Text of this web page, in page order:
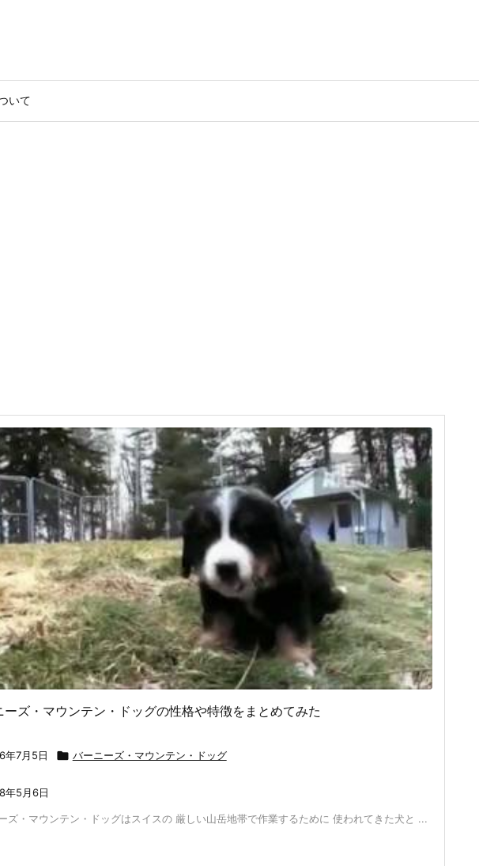
いて
ーズ・マウンテン・ドッグの性格や特徴をまとめてみた
年7月5日  バーニーズ・マウンテン・ドッグ
年5月6日
ズ・マウンテン・ドッグはスイスの 厳しい山岳地帯で作業するために 使われてきた犬と ...